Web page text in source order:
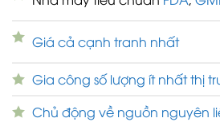
Giá cả cạnh tranh nhất
Gia công số lượng ít nhất thị
Chủ động về nguồn nguyên